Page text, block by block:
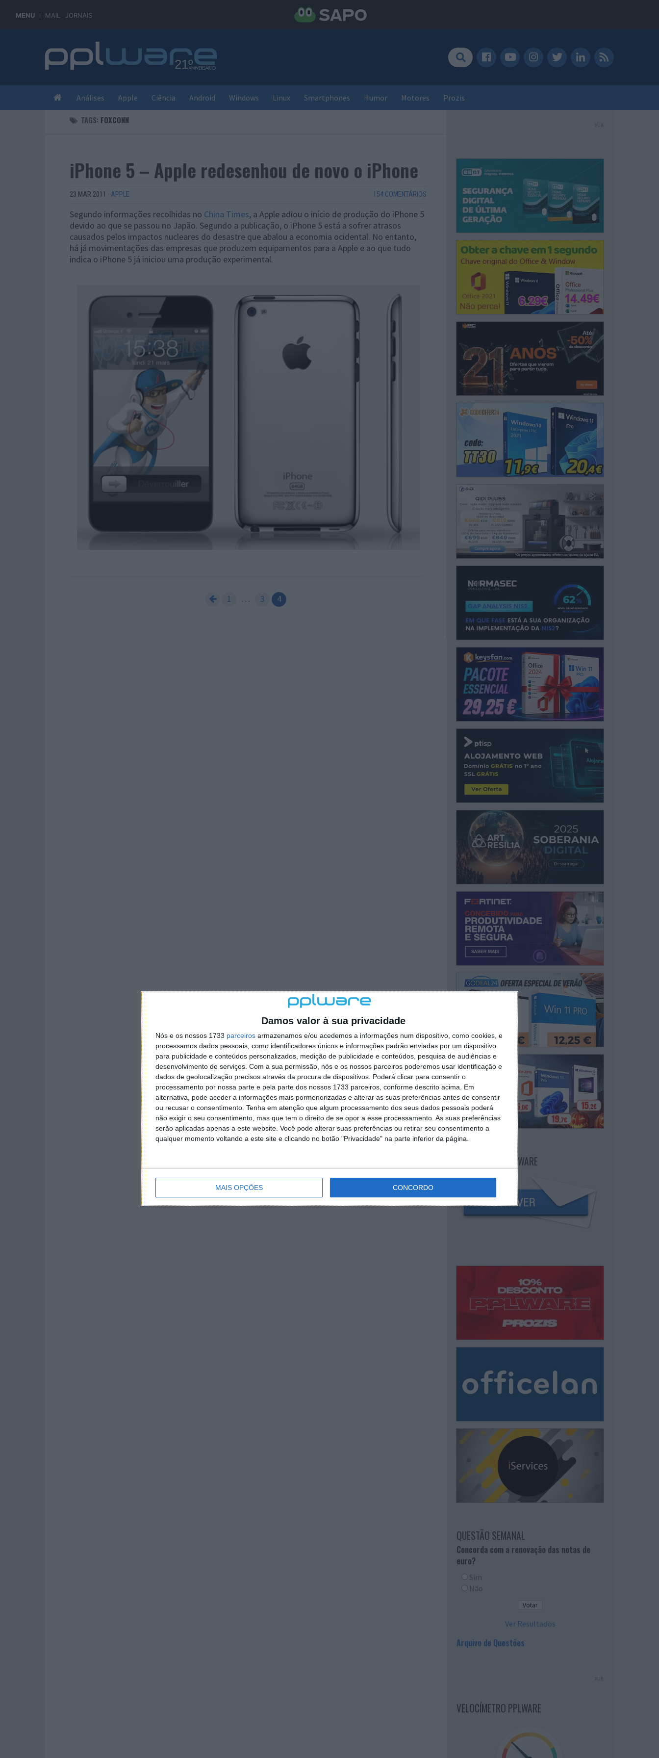
Damos valor à sua privacidade
Nós e os nossos 1733 parceiros armazenamos e/ou acedemos a informações num dispositivo, como cookies, e
processamos dados pessoais, como identificadores únicos e informações padrão enviadas por um dispositivo
para publicidade e conteúdos personalizados, medição de publicidade e conteúdos, pesquisa de audiências e
desenvolvimento de serviços. Com a sua permissão, nós e os nossos parceiros poderemos usar identificação e
dados de geolocalização precisos através da procura de dispositivos. Poderá clicar para consentir o
processamento por nossa parte e pela parte dos nossos 1733 parceiros, conforme descrito acima. Em
alternativa, pode aceder a informações mais pormenorizadas e alterar as suas preferências antes de consentir
ou recusar o consentimento. Tenha em atenção que algum processamento dos seus dados pessoais poderá
não exigir o seu consentimento, mas que tem o direito de se opor a esse processamento. As suas preferências
serão aplicadas apenas a este website. Você pode alterar suas preferências ou retirar seu consentimento a
qualquer momento voltando a este site e clicando no botão "Privacidade" na parte inferior da página.
MAIS OPÇÕES CONCORDO
MENU MAIL JORNAIS
Análises Apple Ciência Android Windows Linux Smartphones Humor Motores Prozis
TAGS: FOXCONN
iPhone 5 – Apple redesenhou de novo o iPhone
23 MAR 2011 · APPLE 154 COMENTÁRIOS
Segundo informações recolhidas no China Times, a Apple adiou o início de produção do iPhone 5
devido ao que se passou no Japão. Segundo a publicação, o iPhone 5 está a sofrer atrasos
causados pelos impactos nucleares do desastre que abalou a economia ocidental. No entanto,
há já movimentações das empresas que produzem equipamentos para a Apple e ao que tudo
indica o iPhone 5 já iniciou uma produção experimental.
1 … 3 4
PUB
NEWSLETTER PPLWARE
QUESTÃO SEMANAL
Concorda com a renovação das notas de
euro?
Sim
Não
Ver Resultados
Arquivo de Questões
PUB
VELOCÍMETRO PPLWARE